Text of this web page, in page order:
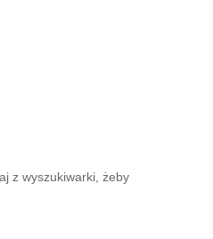
z wyszukiwarki, żeby